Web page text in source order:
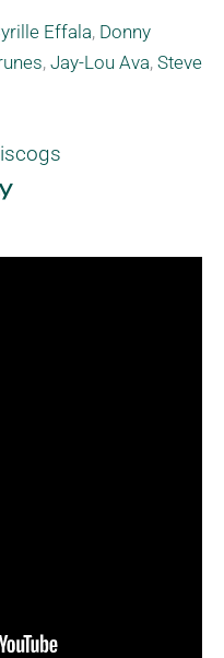
Effala, Donny
, Jay-Lou Ava, Steve